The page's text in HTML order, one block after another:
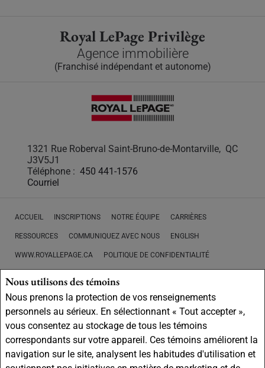
Nous utilisons des témoins
Nous prenons la protection de vos renseignements
personnels au sérieux. En sélectionnant « Tout accepter »,
vous consentez au stockage de tous les témoins
correspondants sur votre appareil. Ces témoins améliorent la
navigation sur le site, analysent les habitudes d'utilisation et
Royal LePage Privilège
Agence immobilière
(Franchisé indépendant et autonome)
1321 Rue Roberval Saint-Bruno-de-Montarville, QC
J3V5J1
Téléphone : 450 441-1576
Courriel
ACCUEIL INSCRIPTIONS NOTRE ÉQUIPE CARRIÈRES
RESSOURCES COMMUNIQUEZ AVEC NOUS ENGLISH
WWW.ROYALLEPAGE.CA POLITIQUE DE CONFIDENTIALITÉ
Ne vise pas à solliciter les acheteurs ou vendeurs, propriétaires ou
locataires actuellement sous contrat. REALTOR®, REALTORS® et le logo
REALTOR® sont des marques déposées de REALTOR® Canada Inc., une
compagnie dont la National Association of REALTORS® et l'Association
canadienne de l'immeuble sont propriétaires. Les marques de commerce
REALTOR® servent à distinguer les services immobiliers offerts par les